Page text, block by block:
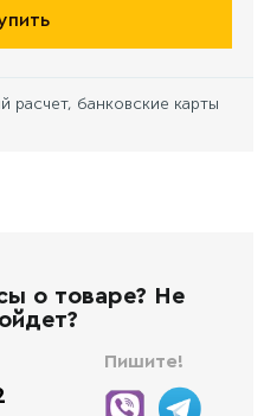
расчет, банковские карты
о товаре? Не
Пишите!